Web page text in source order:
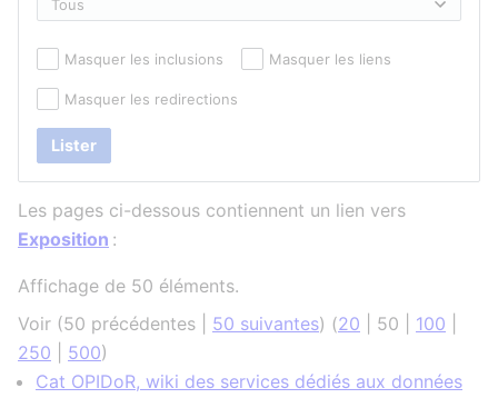
Masquer les inclusions Masquer les liens
Masquer les redirections
Lister
Les pages ci-dessous contiennent un lien vers
Exposition :
Affichage de 50 éléments.
Voir (50 précédentes 50 suivantes) (20 50 100
250
500)
Cat OPIDoR, wiki des services dédiés aux données